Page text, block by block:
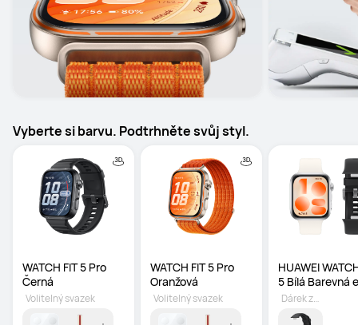
Vyberte si barvu. Podtrhněte svůj styl.
WATCH FIT 5 Pro
Černá
Volitelný svazek
WATCH FIT 5 Pro
Oranžová
Volitelný svazek
HUAWEI
5 Bílá Barevná
Dárek zdarma